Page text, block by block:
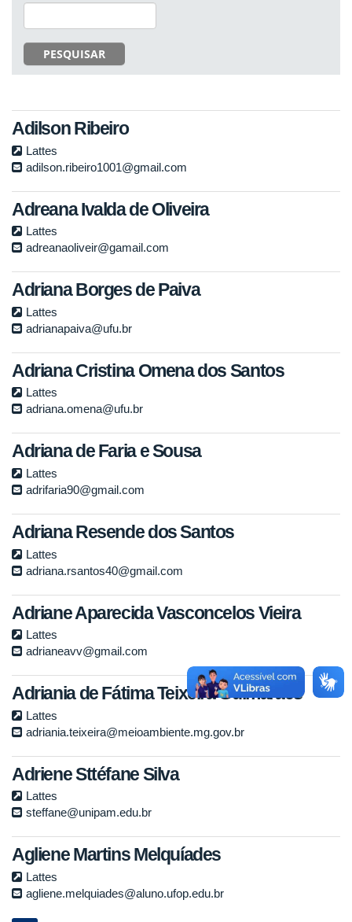
PESQUISAR
Adilson Ribeiro
Lattes
adilson.ribeiro1001@gmail.com
Adreana Ivalda de Oliveira
Lattes
adreanaoliveir@gamail.com
Adriana Borges de Paiva
Lattes
adrianapaiva@ufu.br
Adriana Cristina Omena dos Santos
Lattes
adriana.omena@ufu.br
Adriana de Faria e Sousa
Lattes
adrifaria90@gmail.com
Adriana Resende dos Santos
Lattes
adriana.rsantos40@gmail.com
Adriane Aparecida Vasconcelos Vieira
Lattes
adrianeavv@gmail.com
Adriania de Fátima Teixeira Guimarães
Lattes
adriania.teixeira@meioambiente.mg.gov.br
Adriene Sttéfane Silva
Lattes
steffane@unipam.edu.br
Agliene Martins Melquíades
Lattes
agliene.melquiades@aluno.ufop.edu.br